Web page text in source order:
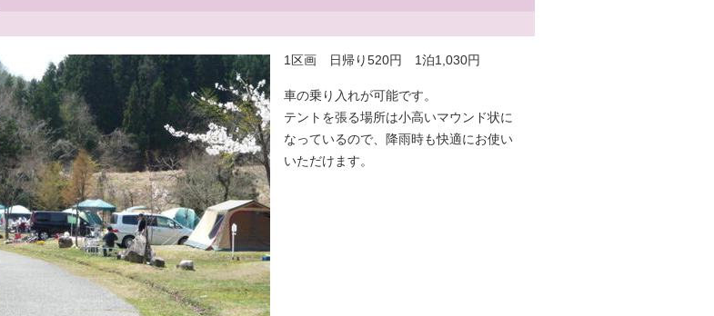
1区画 日帰り520円 1泊1,030円
車の乗り入れが可能です。
テントを張る場所は小高いマウンド状に
なっているので、降雨時も快適にお使い
いただけます。